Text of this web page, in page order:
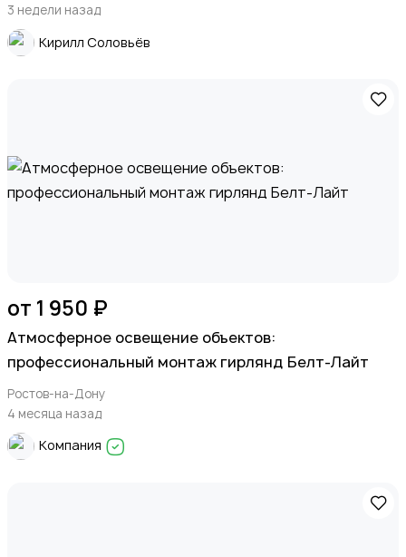
3 недели назад
Кирилл Соловьёв
от 1 950 ₽
Атмосферное освещение объектов:
профессиональный монтаж гирлянд Белт-Лайт
Ростов-на-Дону
4 месяца назад
Компания